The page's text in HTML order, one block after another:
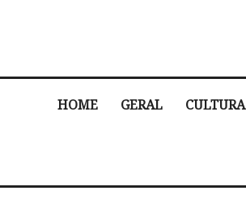
HOME GERAL CULTURA